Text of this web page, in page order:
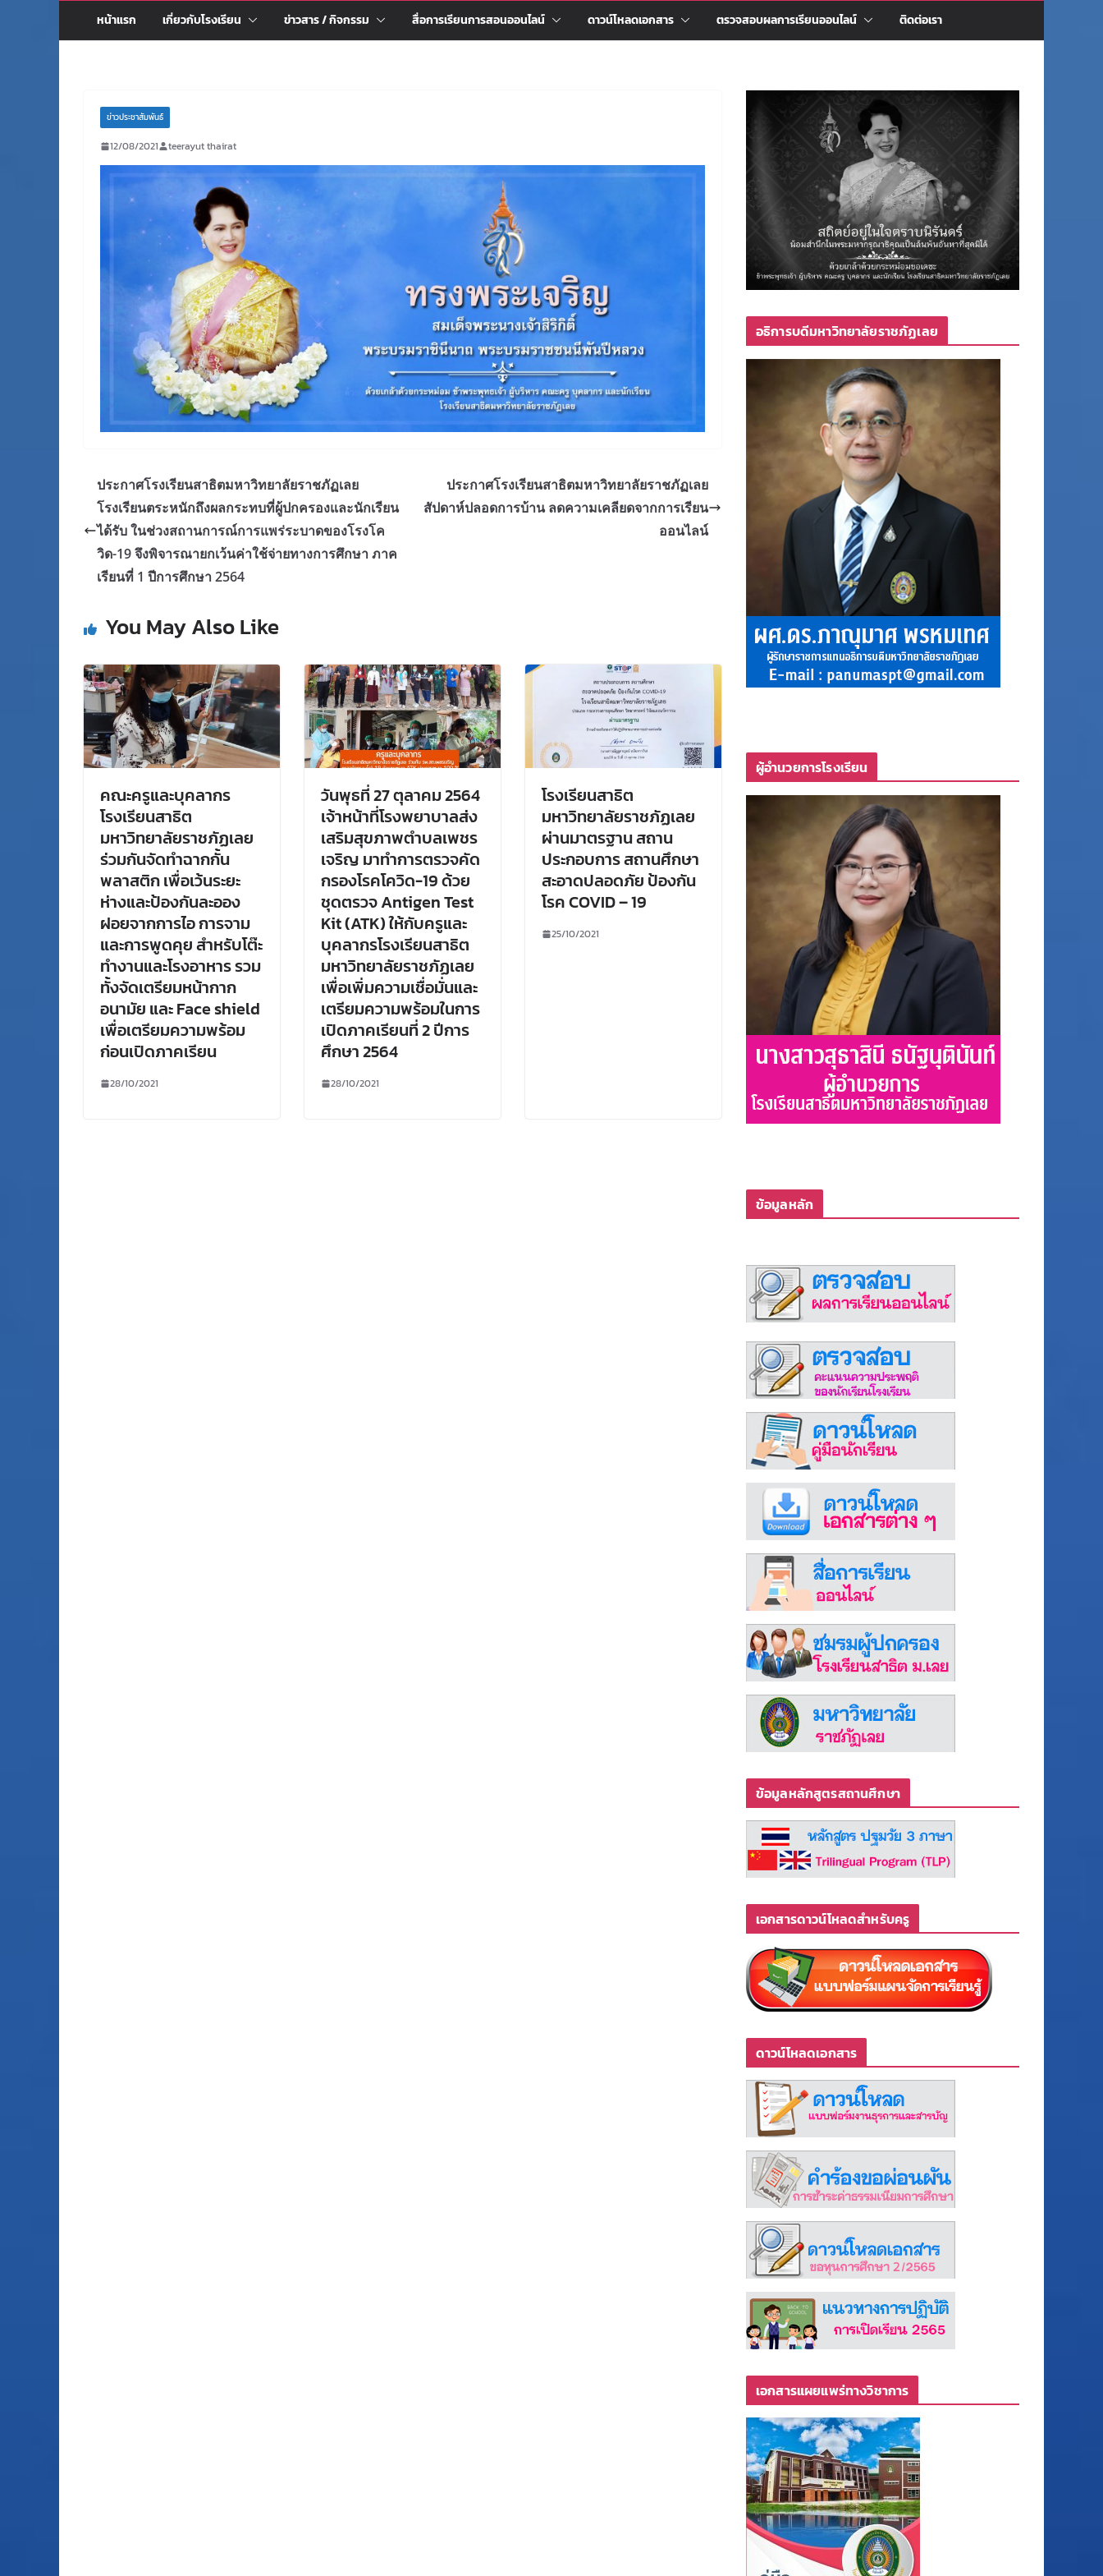
หน้าแรก เกี่ยวกับโรงเรียน ข่าวสาร / กิจกรรม สื่อการเรียนการสอนออนไลน์ ดาวน์โหลดเอกสาร ตรวจสอบผลการเรียนออนไลน์ ติดต่อเรา
ข่าวประชาสัมพันธ์
12/08/2021 teerayut thairat
ประกาศโรงเรียนสาธิตมหาวิทยาลัยราชภัฏเลย
โรงเรียนตระหนักถึงผลกระทบที่ผู้ปกครองและนักเรียน
ได้รับ ในช่วงสถานการณ์การแพร่ระบาดของโรงโค
วิด-19 จึงพิจารณายกเว้นค่าใช้จ่ายทางการศึกษา ภาค
เรียนที่ 1 ปีการศึกษา 2564
ประกาศโรงเรียนสาธิตมหาวิทยาลัยราชภัฏเลย
สัปดาห์ปลอดการบ้าน ลดความเคลียดจากการเรียน
ออนไลน์
You May Also Like
คณะครูและบุคลากร
โรงเรียนสาธิต
มหาวิทยาลัยราชภัฏเลย
ร่วมกันจัดทำฉากกั้น
พลาสติก เพื่อเว้นระยะ
ห่างและป้องกันละออง
ฝอยจากการไอ การจาม
และการพูดคุย สำหรับโต๊ะ
ทำงานและโรงอาหาร รวม
ทั้งจัดเตรียมหน้ากาก
อนามัย และ Face shield
เพื่อเตรียมความพร้อม
ก่อนเปิดภาคเรียน
28/10/2021
วันพุธที่ 27 ตุลาคม 2564
เจ้าหน้าที่โรงพยาบาลส่ง
เสริมสุขภาพตำบลเพชร
เจริญ มาทำการตรวจคัด
กรองโรคโควิด-19 ด้วย
ชุดตรวจ Antigen Test
Kit (ATK) ให้กับครูและ
บุคลากรโรงเรียนสาธิต
มหาวิทยาลัยราชภัฏเลย
เพื่อเพิ่มความเชื่อมั่นและ
เตรียมความพร้อมในการ
เปิดภาคเรียนที่ 2 ปีการ
ศึกษา 2564
28/10/2021
โรงเรียนสาธิต
มหาวิทยาลัยราชภัฏเลย
ผ่านมาตรฐาน สถาน
ประกอบการ สถานศึกษา
สะอาดปลอดภัย ป้องกัน
โรค COVID – 19
25/10/2021
อธิการบดีมหาวิทยาลัยราชภัฏเลย
ผู้อำนวยการโรงเรียน
ข้อมูลหลัก
ข้อมูลหลักสูตรสถานศึกษา
เอกสารดาวน์โหลดสำหรับครู
ดาวน์โหลดเอกสาร
เอกสารแผยแพร่ทางวิชาการ